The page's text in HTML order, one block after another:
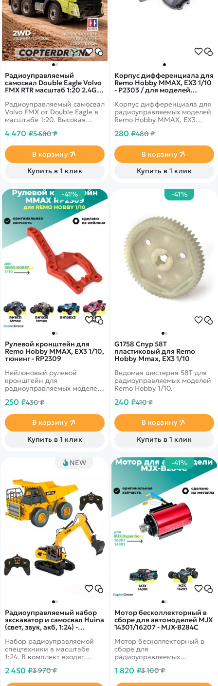
Радиоуправляемый
самосвал Double Eagle Volvo
FMX RTR масштаб 1:20 2.4G -
Радиоуправляемый самосвал
Volvo FMX от Double Eagle в
масштабе 1:20. Высокая
Оснащён подъёмным
4 470 ₽5 580 ₽
В корзину
Купить в 1 клик
Корпус дифференциала для
Remo Hobby MMAX, EX3 1/10
- P2303 / для моделей
Корпус дифференциала для
радиоуправляемых моделей
Remo Hobby MMAX, EX3
280 ₽480 ₽
В корзину
Купить в 1 клик
-41%
Рулевой кронштейн для
Remo Hobby MMAX, EX3 1/10,
тюнинг - RP2309
Нейлоновый рулевой
кронштейн для
радиоуправляемых моделей
масштаба 1/10.
250 ₽430 ₽
В корзину
Купить в 1 клик
-41%
G1758 Спур 58T
пластиковый для Remo
Hobby Mmax, EX3 1/10
Ведомая шестерня 58T для
радиоуправляемых моделей
Remo Hobby 1/10.
240 ₽410 ₽
В корзину
Купить в 1 клик
NEW
Радиоуправляемый набор
экскаватор и самосвал Huina
(свет, звук, акб, 1:24) -
Набор радиоуправляемой
спецтехники в масштабе
1:24. В комплект входят
управляются отдельно. Обе
2 450 ₽3 970 ₽
-41%
Мотор бесколлекторный в
сборе для автомоделей MJX
14301/16207 - MJX-B284C
Мотор бесколлекторный в
сборе для
радиоуправляемых
14301 масштаба 1/14, Hyper
1 820 ₽3 100 ₽